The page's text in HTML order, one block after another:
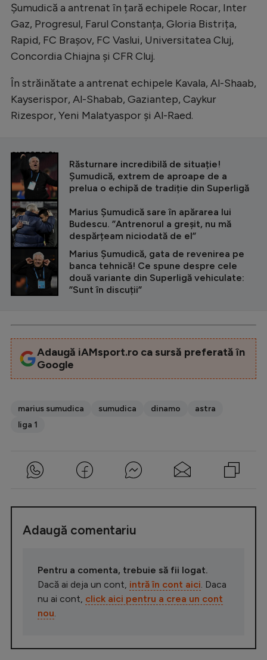
Șumudică a antrenat în țară echipele Rocar, Inter
Gaz, Progresul, Farul Constanța, Gloria Bistrița,
Rapid, FC Brașov, FC Vaslui, Universitatea Cluj,
Concordia Chiajna și CFR Cluj.
În străinătate a antrenat echipele Kavala, Al-Shaab,
Kayserispor, Al-Shabab, Gaziantep, Caykur
Rizespor, Yeni Malatyaspor și Al-Raed.
CITEȘTE ȘI
Răsturnare incredibilă de situație!
Șumudică, extrem de aproape de a
prelua o echipă de tradiție din Superligă
Marius Șumudică sare în apărarea lui
Budescu. ”Antrenorul a greșit, nu mă
despărțeam niciodată de el”
Marius Șumudică, gata de revenirea pe
banca tehnică! Ce spune despre cele
două variante din Superligă vehiculate:
”Sunt în discuții”
Adaugă iAMsport.ro ca sursă preferată în
Google
marius sumudica sumudica dinamo
astra
liga 1
Adaugă comentariu
Pentru a comenta, trebuie să fii logat.
Dacă ai deja un cont, intră în cont aici . Daca
nu ai cont, click aici pentru a crea un cont
nou